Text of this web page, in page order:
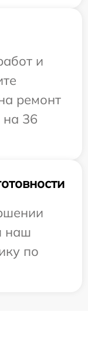
и
ремонт
на 36
наш
по